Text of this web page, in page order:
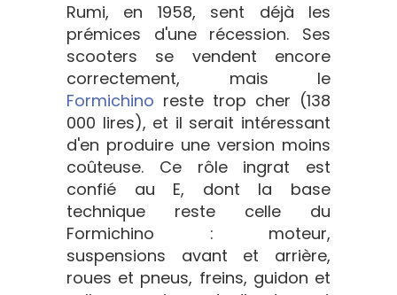
Rumi, en 1958, sent déjà les
prémices d'une récession. Ses
scooters se vendent encore
correctement, mais le
Formichino reste trop cher (138
000 lires), et il serait intéressant
d'en produire une version moins
coûteuse. Ce rôle ingrat est
confié au E, dont la base
technique reste celle du
Formichino : moteur,
suspensions avant et arrière,
roues et pneus, freins, guidon et